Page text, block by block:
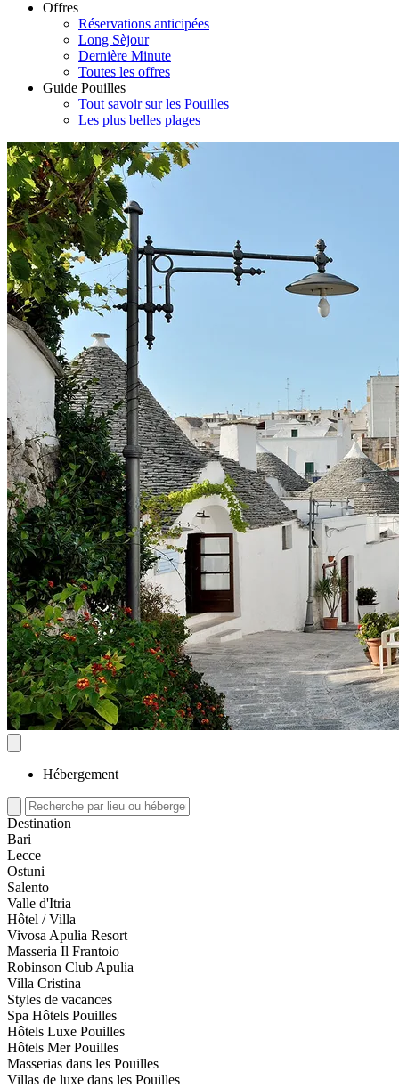
Offres
Réservations anticipées
Long Sèjour
Dernière Minute
Toutes les offres
Guide Pouilles
Tout savoir sur les Pouilles
Les plus belles plages
Hébergement
Destination
Bari
Lecce
Ostuni
Salento
Valle d'Itria
Hôtel / Villa
Vivosa Apulia Resort
Masseria Il Frantoio
Robinson Club Apulia
Villa Cristina
Styles de vacances
Spa Hôtels Pouilles
Hôtels Luxe Pouilles
Hôtels Mer Pouilles
Masserias dans les Pouilles
Villas de luxe dans les Pouilles